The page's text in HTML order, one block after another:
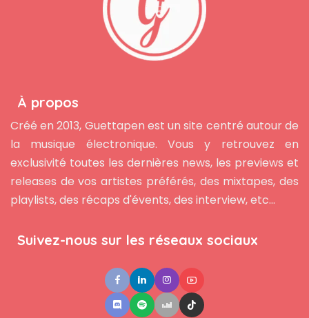
À propos
Créé en 2013, Guettapen est un site centré autour de
la musique électronique. Vous y retrouvez en
exclusivité toutes les dernières news, les previews et
releases de vos artistes préférés, des mixtapes, des
playlists, des récaps d'évents, des interview, etc...
Suivez-nous sur les réseaux sociaux